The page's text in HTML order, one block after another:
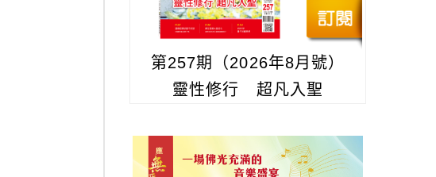
第257期（2026年8月號）
靈性修行 超凡入聖